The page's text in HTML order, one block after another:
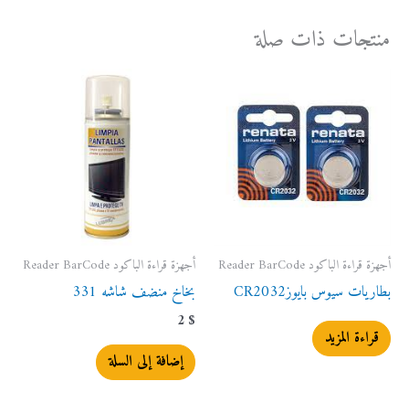
منتجات ذات صلة
أجهزة قراءة الباكود Reader BarCode
بطاريات سيوس بايوزCR2032
قراءة المزيد
أجهزة قراءة الباكود Reader BarCode
بخاخ منضف شاشه 331
2$
إضافة إلى السلة